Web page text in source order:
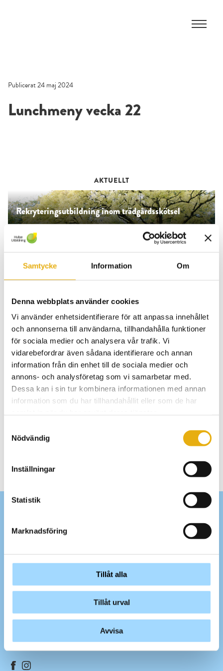
Samtycke Information Om
Denna webbplats använder cookies
Vi använder enhetsidentifierare för att anpassa innehållet
och annonserna till användarna, tillhandahålla funktioner
för sociala medier och analysera vår trafik. Vi
vidarebefordrar även sådana identifierare och annan
information från din enhet till de sociala medier och
annons- och analysföretag som vi samarbetar med.
Dessa kan i sin tur kombinera informationen med annan
information som du har tillhandahållit eller som de har
Nödvändig
Inställningar
Statistik
Marknadsföring
Tillåt alla
Tillåt urval
Avvisa
Publicerat 24 maj 2024
Lunchmeny vecka 22
AKTUELLT
Rekryteringsutbildning inom trädgårdsskötsel
Plaster kvar på höstens YH-utbildningar
icke vinstdrivande ägare.
040-46 37 00
info@hvilanutbildning.se
Kabbarpsvägen 126, 232 52 Åkarp
© Hvilan Utbildning 2026